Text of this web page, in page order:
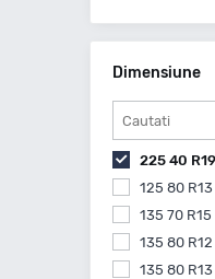
Vredestein
Westlake
Yokohama
Dimensiune
225 40 R19
125 80 R13
135 70 R15
135 80 R12
135 80 R13